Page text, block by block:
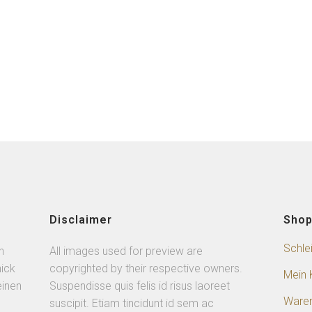
Disclaimer
All images used for preview are
copyrighted by their respective owners.
Suspendisse quis felis id risus laoreet
suscipit. Etiam tincidunt id sem ac
Mein